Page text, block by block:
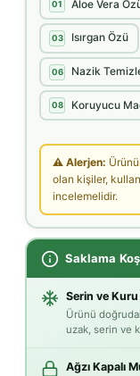
01 Aloe Vera
03 Isırgan Özü
06 Nazik
08 Koruyucu
⚠ Alerjen:
olan kişiler,
incelemelidir.
Saklama
Serin ve
Ürünü
uzak, serin ve
Ağzı Kapalı